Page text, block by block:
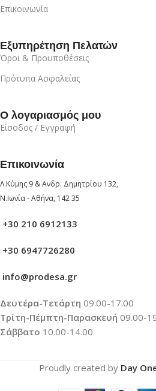
Επικοινωνία
Εξυπηρέτηση Πελατών
Όροι & Προυποθέσεις
Πρότυπα Ασφαλείας
Ο λογαριασμός μου
Είσοδος / Εγγραφή
Επικοινωνία
Λ.Κύμης 9 & Ανδρ. Δημητρίου 132,
Ν.Ιωνία - Αθήνα, 142 35
+30 210 6912133
+30 6947726280
info@prodesa.gr
Δευτέρα-Τετάρτη 09.00-17.00
Τρίτη-Πέμπτη-Παρασκευή 09.00-
Σάββατο 10.00-14.00
Proudly created by Day